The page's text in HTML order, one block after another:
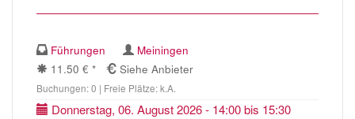
Führungen
Meiningen
11.50 € *
Siehe Anbieter
Buchungen: 0 | Freie Plätze: k.A.
Donnerstag, 06. August 2026 - 14:00 bis 15:30